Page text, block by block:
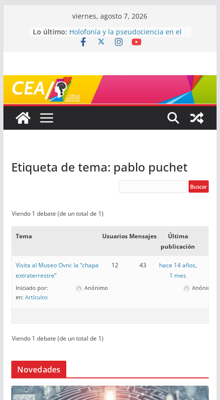
viernes, agosto 7, 2026
Lo último: Holofonía y la pseudociencia en el
audio
Mayéutica (o cómo debatir sin
terminar a los golpes)
Somos menos capaces de lo que
Etiqueta de tema: pablo puchet
Viendo 1 debate (de un total de 1)
Tema Usuarios Mensajes
Última
publicación
Visita al Museo Ovni: la “chapa
extraterrestre”
Iniciado por:
Anónimo
en: Artículos
12 43
hace 14 años,
1 mes
Anónimo
Viendo 1 debate (de un total de 1)
Novedades